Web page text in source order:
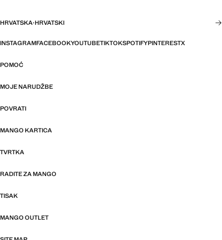
HRVATSKA·HRVATSKI
INSTAGRAMFACEBOOKYOUTUBETIKTOKSPOTIFYPINTERESTX
POMOĆ
MOJE NARUDŽBE
POVRATI
MANGO KARTICA
TVRTKA
RADITE ZA MANGO
TISAK
MANGO OUTLET